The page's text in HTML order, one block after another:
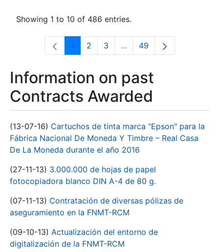
Showing 1 to 10 of 486 entries.
Page
1 Page
2 Page
3 ...Intermediate Pages Use
Page
49
Information on past
Contracts Awarded
(13-07-16) Cartuchos de tinta marca "Epson" para la
Fábrica Nacional De Moneda Y Timbre – Real Casa
De La Moneda durante el año 2016
(27-11-13) 3.000.000 de hojas de papel
fotocopiadora blanco DIN A-4 de 80 g.
(07-11-13) Contratación de diversas pólizas de
aseguramiento en la FNMT-RCM
(09-10-13) Actualización del entorno de
digitalización de la FNMT-RCM